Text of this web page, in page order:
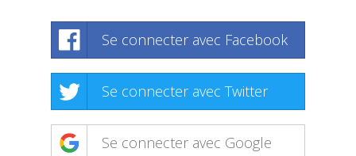
Se connecter avec Facebook
Se connecter avec Twitter
Se connecter avec Google